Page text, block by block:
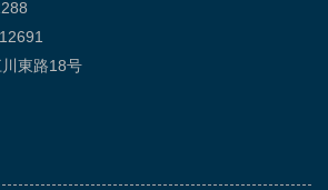
東路18号